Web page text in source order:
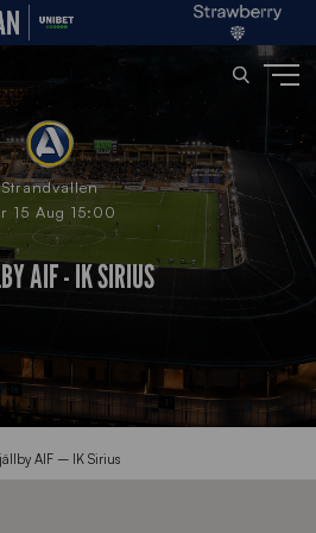
Strandvallen
15 Aug 15:00
AIF - IK SIRIUS
AIF – IK Sirius